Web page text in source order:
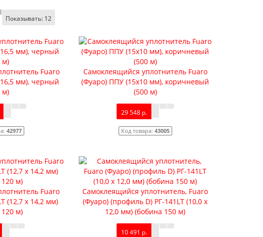
Показывать: 12
Fuaro
мм), черный
м)
42977
Самоклеящийся уплотнитель Fuaro
(Фуаро) ППУ (15x10 мм), коричневый
(500 м)
29 548 р.
Код товара: 43005
Fuaro
(12,7 х 14,2 мм)
м)
Самоклеящийся уплотнитель, Fuaro
(Фуаро) (профиль D) РГ-141LT (10,0 х
12,0 мм) (бобина 150 м)
10 491 р.